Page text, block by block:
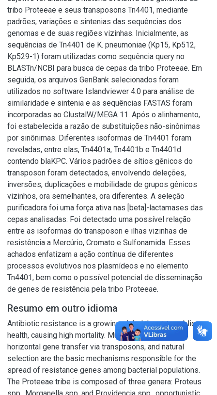
tribo Proteeae e seus transposons Tn4401, mediante
padrões, variações e sintenias das sequências dos
genomas e de suas regiões vizinhas. Inicialmente, as
sequências de Tn4401 de K. pneumoniae (Kp15, Kp512,
Kp529-1) foram utilizadas como sequência query no
BLASTn/NCBI para busca de cepas da tribo Proteeae. Em
seguida, os arquivos GenBank selecionados foram
utilizados no software Islandviewer 4.0 para análise de
similaridade e sintenia e as sequências FASTAS foram
incorporadas ao ClustalW/MEGA 11. Após o alinhamento,
foi estabelecida a razão de substituições não-sinônimas
por sinônimas. Diferentes isoformas de Tn4401 foram
reveladas, entre elas, Tn4401a, Tn4401b e Tn4401d
contendo blaKPC. Vários padrões de sítios gênicos do
transposon foram detectados, envolvendo deleções,
inversões, duplicações e mobilidade de grupos gênicos
vizinhos, ora semelhantes, ora diferentes. A seleção
purificadora foi uma força ativa nas [beta]-lactamases das
cepas analisadas. Foi detectado uma possível relação
entre as isoformas do transposon e ilhas vizinhas de
resistência a Mercúrio, Cromato e Sulfonamida. Esses
achados enfatizam a ação contínua de diferentes
processos evolutivos nos plasmídeos e no elemento
Tn4401, bem como o possível potencial de disseminação
de genes de resistência pela tribo Proteeae.
Resumo em outro idioma
Antibiotic resistance is a growing global threat to public
health, causing high mortality. Mutation, genetic drift,
horizontal gene transfer via transposons, and natural
selection are the basic mechanisms responsible for the
spread of resistance genes among bacterial populations.
The Proteeae tribe is composed of three genera: Proteus